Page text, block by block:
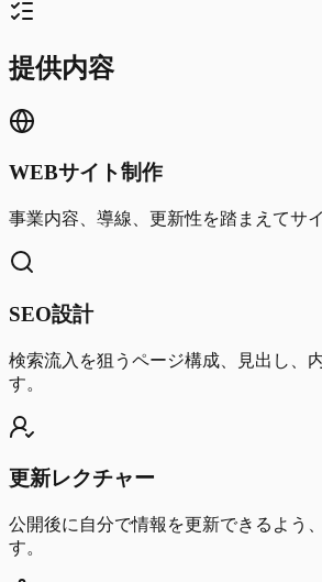
提供内容
WEBサイト制作
事業内容、導線、更新性を踏まえてサ
SEO設計
検索流入を狙うページ構成、見出し、
す。
更新レクチャー
公開後に自分で情報を更新できるよう
す。